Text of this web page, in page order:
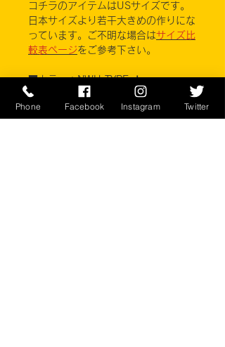
コチラのアイテムはUSサイズです。
日本サイズより若干大きめの作りにな
っています。ご不明な場合はサイズ比
較表ページをご参考下さい。
■カラー：NWU TYPE Ⅰ
素材 コットン50% ナイロン50%
Phone Facebook Instagram Twitter